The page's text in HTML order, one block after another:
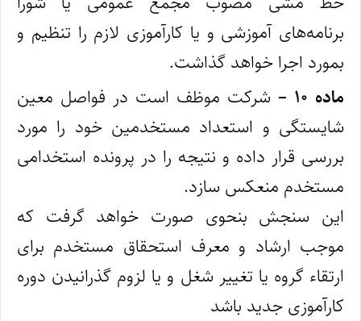
برنامه‌های آموزشی و یا کارآموزی لازم را تنظیم و
بمورد اجرا خواهد گذاشت.
ماده ۱۰ –
شرکت موظف است در فواصل معین
شایستگی و استعداد مستخدمین خود را مورد
بررسی قرار داده و نتیجه را در پرونده استخدامی
‌مستخدم منعکس سازد.
این سنجش بنحوی صورت خواهد گرفت که
موجب ارشاد و معرف استحقاق مستخدم برای
ارتقاء گروه یا تغییر شغل و یا ‌لزوم گذرانیدن دوره
کارآموزی جدید باشد‌